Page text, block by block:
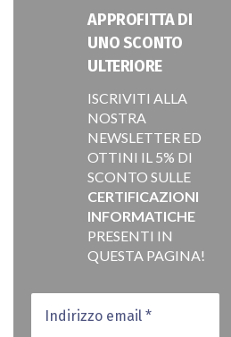
APPROFITTA DI
UNO SCONTO
ULTERIORE
ISCRIVITI ALLA
NOSTRA
NEWSLETTER ED
OTTINI IL 5% DI
SCONTO SULLE
CERTIFICAZIONI
INFORMATICHE
PRESENTI IN
QUESTA PAGINA!